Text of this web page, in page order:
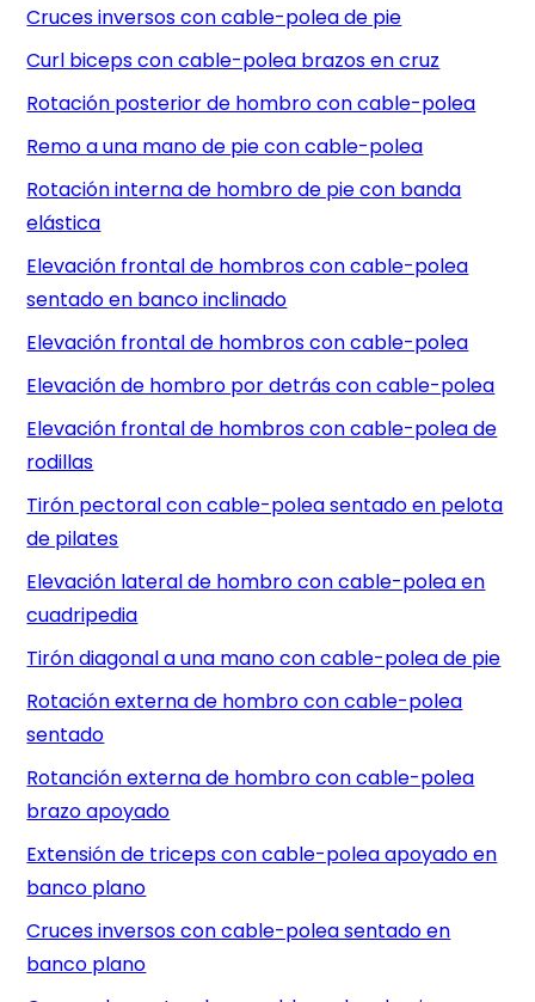
Cruces inversos con cable-polea de pie
Curl biceps con cable-polea brazos en cruz
Rotación posterior de hombro con cable-polea
Remo a una mano de pie con cable-polea
Rotación interna de hombro de pie con banda
elástica
Elevación frontal de hombros con cable-polea
sentado en banco inclinado
Elevación frontal de hombros con cable-polea
Elevación de hombro por detrás con cable-polea
Elevación frontal de hombros con cable-polea de
rodillas
Tirón pectoral con cable-polea sentado en pelota
de pilates
Elevación lateral de hombro con cable-polea en
cuadripedia
Tirón diagonal a una mano con cable-polea de pie
Rotación externa de hombro con cable-polea
sentado
Rotanción externa de hombro con cable-polea
brazo apoyado
Extensión de triceps con cable-polea apoyado en
banco plano
Cruces inversos con cable-polea sentado en
banco plano